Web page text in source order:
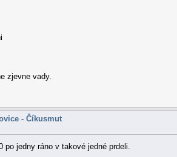
zjevne vady.
- Číkusmut
po jedny ráno v takové jedné prdeli.